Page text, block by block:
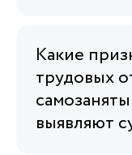
Какие
трудовых
выявляют